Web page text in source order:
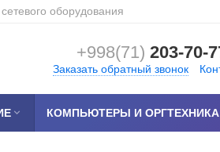
оборудования
+998(71) 203-70-
Заказать обратный звонок
 КОМПЬЮТЕРЫ И ОРГТЕХНИКА